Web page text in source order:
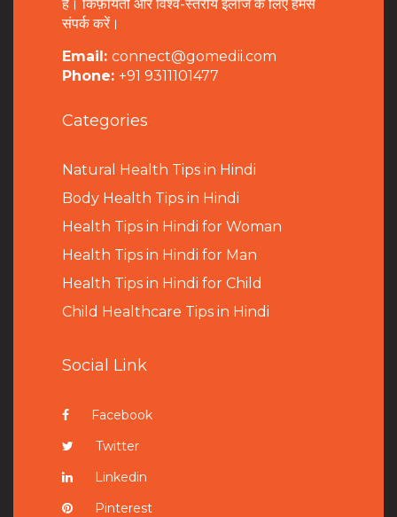
हैं। किफ़ायती और विश्व-स्तरीय इलाज के लिए हमसे
संपर्क करें।
Email: connect@gomedii.com
Phone: +91 9311101477
Categories
Natural Health Tips in Hindi
Body Health Tips in Hindi
Health Tips in Hindi for Woman
Health Tips in Hindi for Man
Health Tips in Hindi for Child
Child Healthcare Tips in Hindi
Social Link
Facebook
Twitter
Linkedin
Pinterest